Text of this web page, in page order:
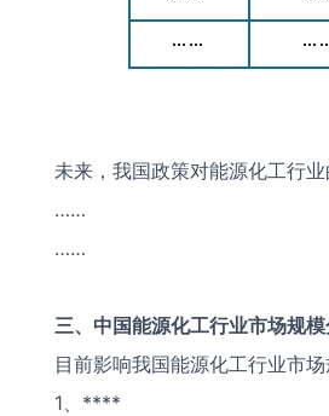
未来，我国政策对能源化工行
……
……
三、中国能源化工行业市场规
目前影响我国能源化工行业市
1、****